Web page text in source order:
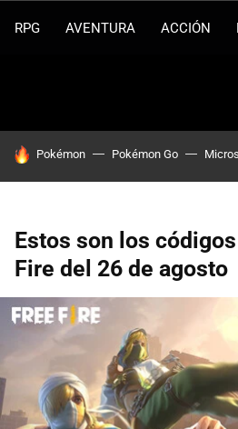
RPG AVENTURA ACCIÓN
HOY SE HABLA DE
Pokémon Pokémon Go
Estos son los
Fire del 26 de agosto